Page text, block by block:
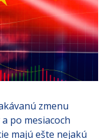
zmenu
po mesiacoch
majú ešte nejakú